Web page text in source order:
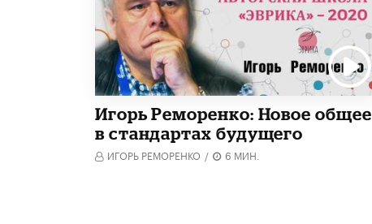
Игорь Реморенко: Новое общее
в стандартах будущего
ИГОРЬ РЕМОРЕНКО / 6 МИН.